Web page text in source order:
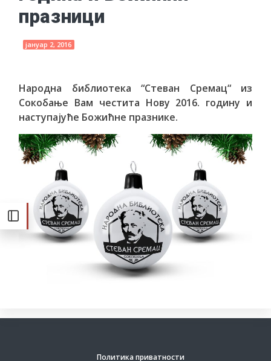
празници
јануар 2, 2016
Народна библиотека “Стеван Сремац“ из
Сокобање Вам честита Нову 2016. годину и
наступајуће Божићне празнике.
Политика приватности